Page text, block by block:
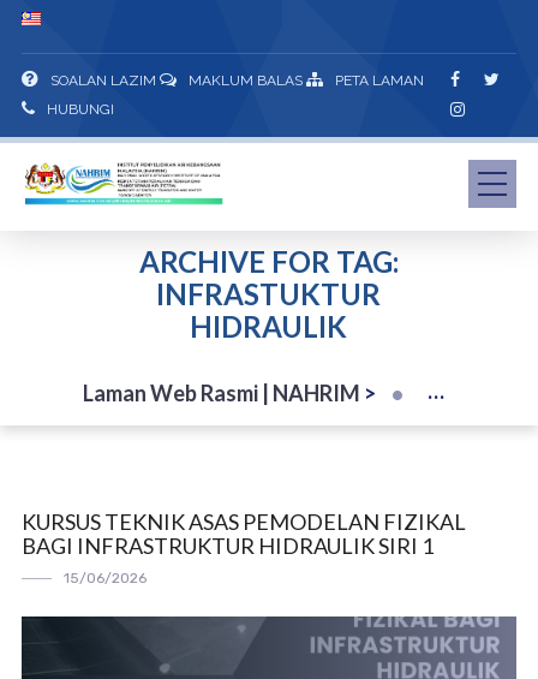
SOALAN LAZIM MAKLUM BALAS
PETA LAMAN
HUBUNGI
ARCHIVE FOR TAG:
INFRASTUKTUR
HIDRAULIK
Laman Web Rasmi | NAHRIM >
KURSUS TEKNIK ASAS PEMODELAN FIZIKAL
BAGI INFRASTRUKTUR HIDRAULIK SIRI 1
15/06/2026